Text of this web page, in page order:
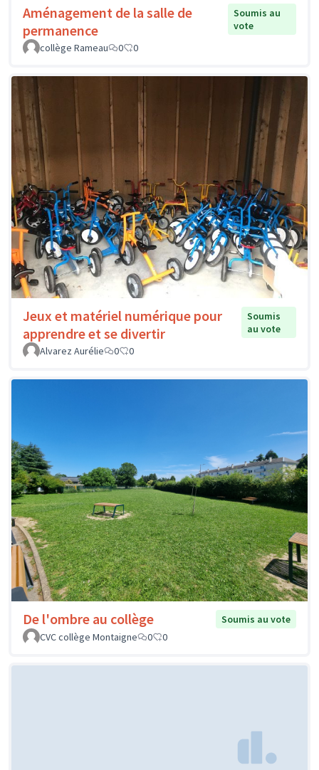
Aménagement de la salle de
permanence
Soumis au
vote
collège Rameau
0 0
Jeux et matériel numérique pour
apprendre et se divertir
Soumis
au vote
Alvarez Aurélie
0 0
De l'ombre au collège
Soumis au vote
CVC collège Montaigne
0 0